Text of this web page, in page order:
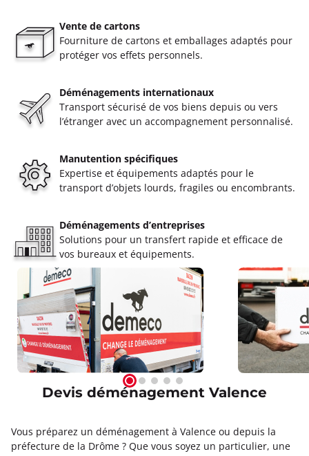
Vente de cartons
Fourniture de cartons et emballages adaptés pour
protéger vos effets personnels.
Déménagements internationaux
Transport sécurisé de vos biens depuis ou vers
l’étranger avec un accompagnement personnalisé.
Manutention spécifiques
Expertise et équipements adaptés pour le
transport d’objets lourds, fragiles ou encombrants.
Déménagements d’entreprises
Solutions pour un transfert rapide et efficace de
vos bureaux et équipements.
Devis déménagement Valence
Vous préparez un déménagement à Valence ou depuis la
préfecture de la Drôme ? Que vous soyez un particulier, une